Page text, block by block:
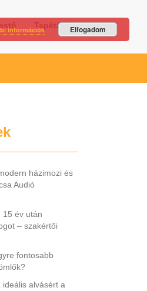
Tapétázás
házimozi és
Audió
15 év után
– szakértői
fontosabb
alvásért a
információk Elfogadom